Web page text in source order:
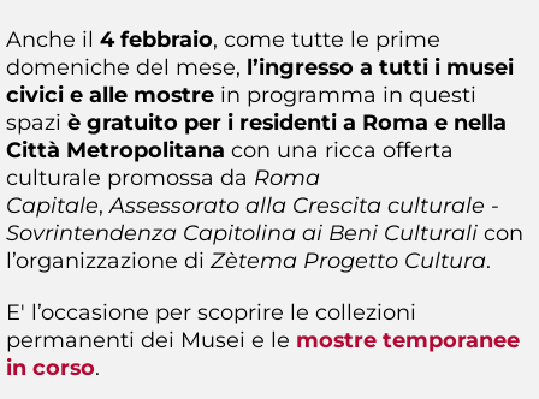
Anche il 4 febbraio, come tutte le prime
domeniche del mese, l’ingresso a tutti i musei
civici e alle mostre in programma in questi
spazi è gratuito per i residenti a Roma e nella
Città Metropolitana con una ricca offerta
culturale promossa da Roma
Capitale, Assessorato alla Crescita culturale -
Sovrintendenza Capitolina ai Beni Culturali con
l’organizzazione di Zètema Progetto Cultura.
E' l’occasione per scoprire le collezioni
permanenti dei Musei e le mostre temporanee
in corso.